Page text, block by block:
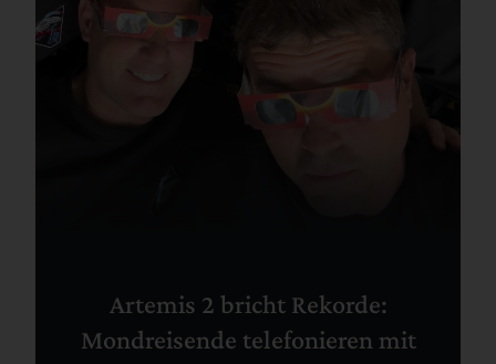
Artemis 2 bricht Rekorde:
Mondreisende telefonieren mit